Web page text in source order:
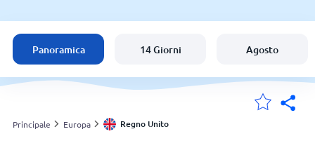
Regno Unito
Italia
Svizzera
Panoramica 14 Giorni Agosto
Principale Europa Regno Unito